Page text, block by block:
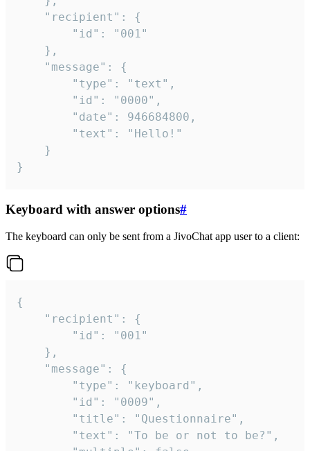
}
Keyboard with answer options#
The keyboard can only be sent from a JivoChat app user to a client:
{